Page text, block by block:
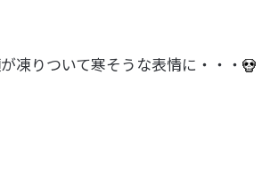
凍りついて寒そうな表情に・・・